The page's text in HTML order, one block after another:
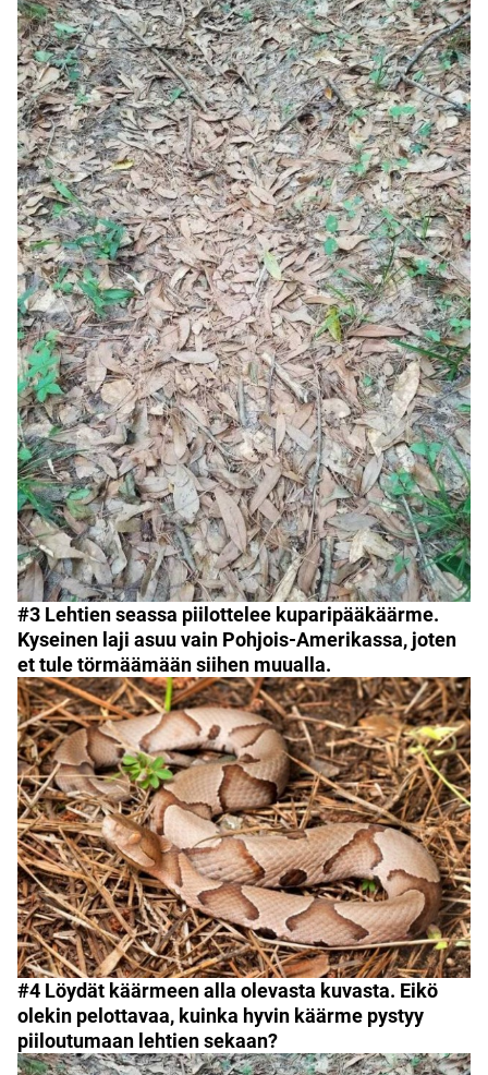
#3 Lehtien seassa piilottelee kuparipääkäärme.
Kyseinen laji asuu vain Pohjois-Amerikassa, joten
et tule törmäämään siihen muualla.
#4 Löydät käärmeen alla olevasta kuvasta. Eikö
olekin pelottavaa, kuinka hyvin käärme pystyy
piiloutumaan lehtien sekaan?